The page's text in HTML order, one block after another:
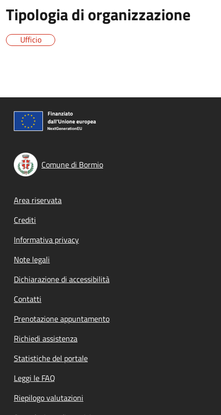
Tipologia di organizzazione
Ufficio
Comune di Bormio
Footer menu
Area riservata
Crediti
Informativa privacy
Note legali
Dichiarazione di accessibilità
Contatti
Prenotazione appuntamento
Richiedi assistenza
Statistiche del portale
Leggi le FAQ
Riepilogo valutazioni